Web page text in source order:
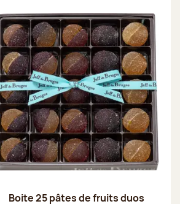
Boite 25 pâtes de fruits duos